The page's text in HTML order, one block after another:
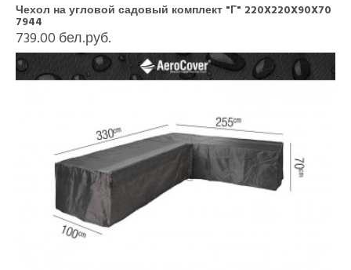
Чехол на угловой садовый комплект "Г" 220X220X90X70
7944
739.00 бел.руб.